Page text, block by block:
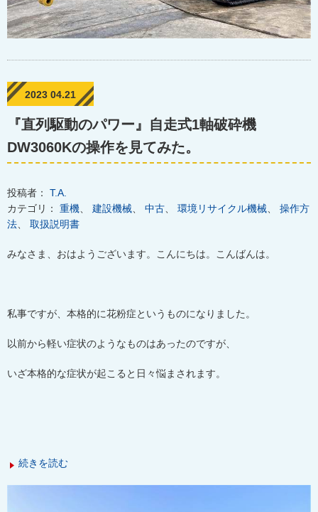
2023 04.21
『直列駆動のパワー』自走式1軸破砕機
DW3060Kの操作を見てみた。
投稿者： T.A.
カテゴリ： 重機、 建設機械、 中古、 環境リサイクル機械、 操作方
法、 取扱説明書
みなさま、おはようございます。こんにちは。こんばんは。
私事ですが、本格的に花粉症というものになりました。
以前から軽い症状のようなものはあったのですが、
いざ本格的な症状が起こると日々悩まされます。
続きを読む